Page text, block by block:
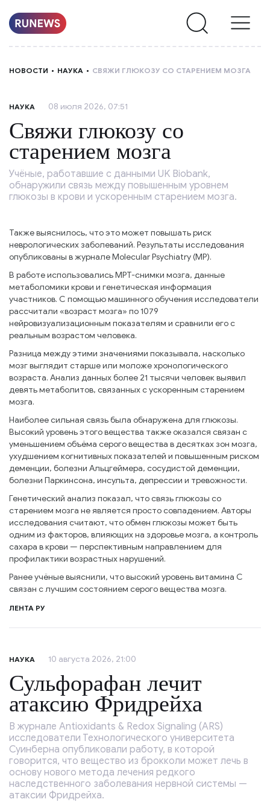
О
НОВОСТИ НАУКА СВЯЖИ ГЛЮКОЗУ СО СТАРЕНИЕМ МОЗГА
НАУКА 08 июля 2026, 07:51
Свяжи глюкозу со
старением мозга
Учёные, работавшие с данными UK Biobank,
обнаружили связь между повышенным уровнем
глюкозы в крови и ускоренным старением мозга.
Также выяснилось, что это может повышать риск
неврологических заболеваний. Результаты исследования
опубликованы в журнале Molecular Psychiatry (MP).
В работе использовались МРТ-снимки мозга, данные
метаболомики крови и генетическая информация
участников. С помощью машинного обучения исследователи
рассчитали «возраст мозга» по 1079
нейровизуализационным показателям и сравнили его с
реальным возрастом человека.
Разница между этими значениями показывала, насколько
мозг выглядит старше или моложе хронологического
возраста. Анализ данных более 21 тысячи человек выявил
девять метаболитов, связанных с ускоренным старением
мозга.
Наиболее сильная связь была обнаружена для глюкозы.
Высокий уровень этого вещества также оказался связан с
уменьшением объёма серого вещества в десятках зон мозга,
ухудшением когнитивных показателей и повышенным риском
деменции, болезни Альцгеймера, сосудистой деменции,
болезни Паркинсона, инсульта, депрессии и тревожности.
Генетический анализ показал, что связь глюкозы со
старением мозга не является просто совпадением. Авторы
исследования считают, что обмен глюкозы может быть
одним из факторов, влияющих на здоровье мозга, а контроль
сахара в крови — перспективным направлением для
профилактики возрастных нарушений.
Ранее учёные выяснили, что высокий уровень витамина C
связан с лучшим состоянием серого вещества мозга.
ЛЕНТА РУ
НАУКА 10 августа 2026, 21:00
Сульфорафан лечит
атаксию Фридрейха
В журнале Antioxidants & Redox Signaling (ARS)
исследователи Технологического университета
Суинберна опубликовали работу, в которой
говорится, что вещество из брокколи может лечь в
основу нового метода лечения редкого
наследственного заболевания нервной системы —
атаксии Фридрейха.